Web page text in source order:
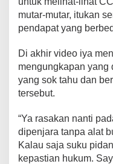
mutar-mutar, itukan
pendapat yang
Di akhir video iya
mengungkapan yang
yang sok tahu dan
tersebut.
“Ya rasakan nanti
dipenjara tanpa alat
Kalau saja suku
kepastian hukum.